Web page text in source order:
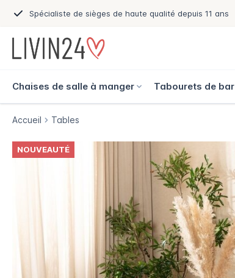
Spécialiste de sièges de haute qualité depuis 11 ans
Chaises de salle à manger Tabourets de bar
Accueil Tables
NOUVEAUTÉ